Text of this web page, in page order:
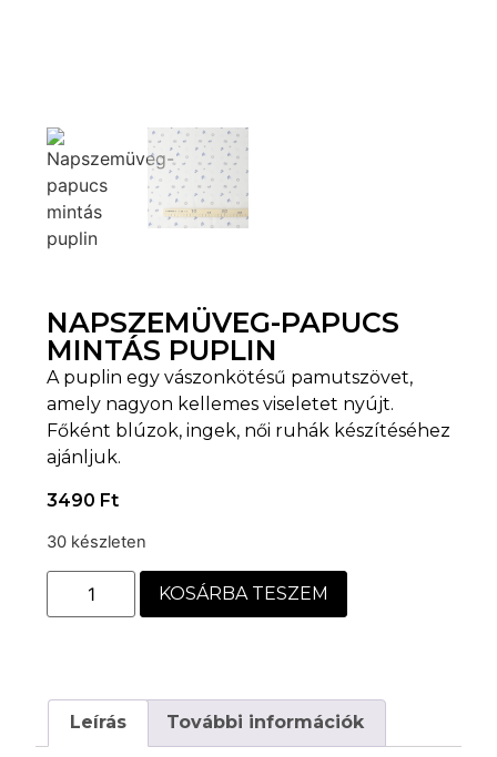
NAPSZEMÜVEG-PAPUCS
MINTÁS PUPLIN
A puplin egy vászonkötésű pamutszövet,
amely nagyon kellemes viseletet nyújt.
Főként blúzok, ingek, női ruhák készítéséhez
ajánljuk.
3490 Ft
30 készleten
KOSÁRBA TESZEM
Leírás További információk